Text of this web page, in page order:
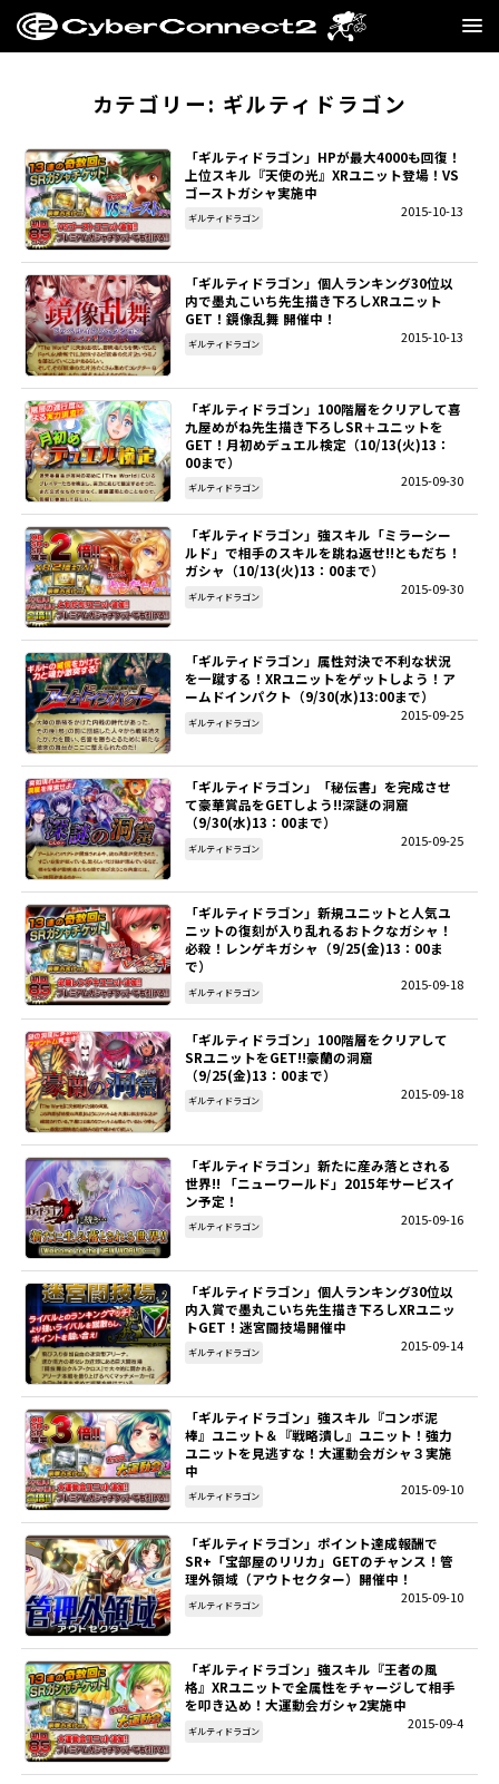
MANGA・NOVEL
FILM
CC2STORE
COMPANY
RECRUIT
SNS
SITEMAP
EN
カテゴリー: ギルティドラゴン
「ギルティドラゴン」HPが最大4000も回復！
上位スキル『天使の光』XRユニット登場！VS
ゴーストガシャ実施中
2015-10-13
ギルティドラゴン
「ギルティドラゴン」個人ランキング30位以
内で墨丸こいち先生描き下ろしXRユニット
GET！鏡像乱舞 開催中！
2015-10-13
ギルティドラゴン
「ギルティドラゴン」100階層をクリアして喜
九屋めがね先生描き下ろしSR＋ユニットを
GET！月初めデュエル検定（10/13(火)13：
00まで）
2015-09-30
ギルティドラゴン
「ギルティドラゴン」強スキル「ミラーシー
ルド」で相手のスキルを跳ね返せ!!ともだち！
ガシャ（10/13(火)13：00まで）
2015-09-30
ギルティドラゴン
「ギルティドラゴン」属性対決で不利な状況
を一蹴する！XRユニットをゲットしよう！ア
ームドインパクト（9/30(水)13:00まで）
2015-09-25
ギルティドラゴン
「ギルティドラゴン」「秘伝書」を完成させ
て豪華賞品をGETしよう!!深謎の洞窟
（9/30(水)13：00まで）
2015-09-25
ギルティドラゴン
「ギルティドラゴン」新規ユニットと人気ユ
ニットの復刻が入り乱れるおトクなガシャ！
必殺！レンゲキガシャ（9/25(金)13：00ま
で）
2015-09-18
ギルティドラゴン
「ギルティドラゴン」100階層をクリアして
SRユニットをGET!!豪蘭の洞窟
（9/25(金)13：00まで）
2015-09-18
ギルティドラゴン
「ギルティドラゴン」新たに産み落とされる
世界!! 「ニューワールド」2015年サービスイ
ン予定！
2015-09-16
ギルティドラゴン
「ギルティドラゴン」個人ランキング30位以
内入賞で墨丸こいち先生描き下ろしXRユニッ
トGET！迷宮闘技場開催中
2015-09-14
ギルティドラゴン
「ギルティドラゴン」強スキル『コンボ泥
棒』ユニット＆『戦略潰し』ユニット！強力
ユニットを見逃すな！大運動会ガシャ３実施
中
2015-09-10
ギルティドラゴン
「ギルティドラゴン」ポイント達成報酬で
SR+「宝部屋のリリカ」GETのチャンス！管
理外領域（アウトセクター）開催中！
2015-09-10
ギルティドラゴン
「ギルティドラゴン」強スキル『王者の風
格』XRユニットで全属性をチャージして相手
を叩き込め！大運動会ガシャ2実施中
2015-09-4
ギルティドラゴン